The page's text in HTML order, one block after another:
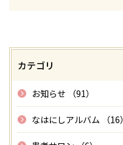
カテゴリ
お知らせ （91）
なはにしアルバム （16）